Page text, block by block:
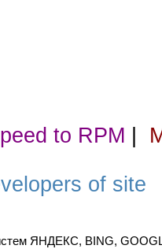
to RPM
of site
ЯНДЕКС, BING,